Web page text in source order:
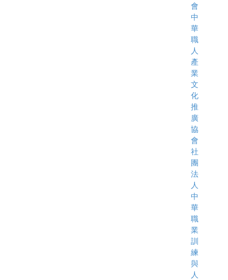
會
中
華
職
人
產
業
文
化
推
廣
協
會
社
團
法
人
中
華
職
業
訓
練
與
人